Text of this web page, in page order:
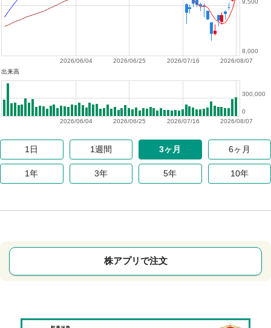
2026/08/07
2026/07/16
2026/06/25
2026/06/04
8,000
出来高
2026/08/07
2026/07/16
2026/06/25
2026/06/04
0
300,000
1日 1週間 3ヶ月 6ヶ月
1年 3年 5年 10年
株アプリで注文